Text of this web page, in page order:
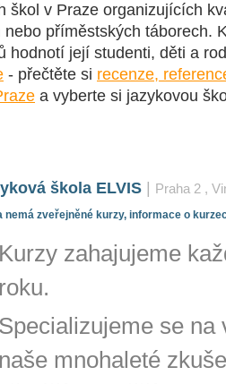
škol v Praze organizujících
příměstských táborech.
hodnotí její studenti, děti a
- přečtěte si recenze,
a vyberte si jazykovou
škola ELVIS Praha 2 ,
nemá zveřejněné kurzy, informace o
Kurzy zahajujeme
roku.
Specializujeme se na
naše mnohaleté